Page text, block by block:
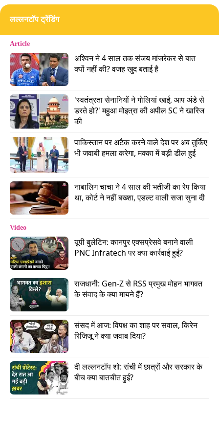
ये कहानी इटली में शुरू होती है. भारत के प्रधानमंत्री नरेंद्र
मोदी वहां के दौरे पर हैं. यहां उन्होंने इटली की प्रधानमंत्री
जॉर्जिया मेलोनी से मुलाकात की. इसके बाद एक वीडियो
सामने आया, जिसमें पीएम मोदी के साथ पीएम मेलोनी भी
दिखती हैं. मेलोनी बताती हैं कि पीएम मोदी उनके लिए एक
गिफ्ट लेकर आए हैं. फिर वो गिफ्ट दिखाती हैं जो मेलोडी
कैंडीज यानी चॉकलेट वाली टॉफी का एक पैकेट था. बाद में
मेलोनी ने इस वीडियो क्लिप को X पर शेयर किया और
लिखा- ‘उपहार के लिए धन्यवाद.’
Advertisement
यह वीडियो देखते ही देखते वायरल हो गया और सोशल
मीडिया प्लेटफॉर्म पर लाखों लोगों ने इसे देखा और रिएक्शन्स
दिए.
दरअसल, प्रधानमंत्री नरेंद्र मोदी और इटली की
प्रधानमंत्री जॉर्जिया मेलोनी की जुगलबंदी को सोशल
मीडिया पर ‘मेलोडी’ (Melodi) नाम से खूब सेलिब्रेट किया
लल्लनटॉप ट्रेंडिंग
Article
अश्विन ने 4 साल तक संजय मांजरेकर से बात
क्यों नहीं की? वजह खुद बताई है
'स्वतंत्रता सेनानियों ने गोलियां खाईं, आप अंडे से
डरते हो?' महुआ मोइत्रा की अपील SC ने खारिज
की
पाकिस्तान पर अटैक करने वाले देश पर अब तुर्किए
भी जवाबी हमला करेगा, मक्का में बड़ी डील हुई
नाबालिग चाचा ने 4 साल की भतीजी का रेप किया
था, कोर्ट ने नहीं बख्शा, एडल्ट वाली सजा सुना दी
Video
यूपी बुलेटिन: कानपुर एक्सप्रेसवे बनाने वाली
PNC Infratech पर क्या कार्रवाई हुई?
राजधानी: Gen-Z से RSS प्रमुख मोहन भागवत
के संवाद के क्या मायने हैं?
संसद में आज: विपक्ष का शाह पर सवाल, किरेन
रिजिजू ने क्या जवाब दिया?
दी लल्लनटॉप शो: रांची में छात्रों और सरकार के
बीच क्या बातचीत हुई?